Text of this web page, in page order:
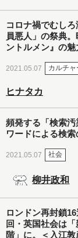
コロナ禍でむし
員悪人」の祭典
ントルメン』の魅
2021.05.07 カルチ
ヒナタカ
頻発する「検索
ワードによる検
2021.05.07 社会
柳井政和
ロンドン再封鎖
回・英国社会は
階」に。＜入江